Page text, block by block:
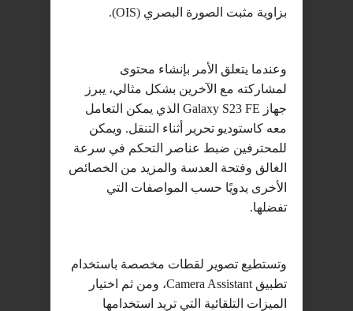
بزاوية مثبت الصورة البصري (OIS).
وعندما يتعلق الأمر بإنشاء محتوى
لمشاركته مع الآخرين بشكل مثالي، يبرز
جهاز Galaxy S23 FE الذي يمكن التعامل
معه كاستوديو تحرير أثناء التنقل. ويمكن
للمحترفين ضبط عناصر التحكم في سرعة
الغالق وفتحة العدسة والمزيد من الخصائص
الأخرى يدويًا حسب المواصفات التي
تفضلها.
وتستطيع تصوير لقطات مخصصة باستخدام
تطبيق Camera Assistant، ومن ثم اختيار
الميزات التلقائية التي تريد استخدامها